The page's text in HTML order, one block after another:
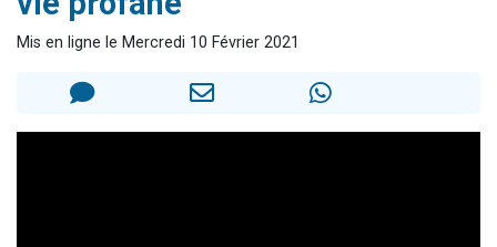
30 personnes viennent de faire un don pour Sauvez la jambe de Yohan
Il reste 49 places pour étudier en groupe sur Zoom
Mis en ligne le Mercredi 10 Février 2021